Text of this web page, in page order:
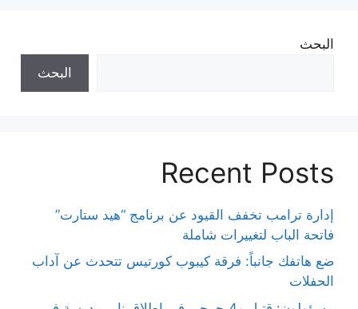
البحث
البحث
Recent Posts
إدارة ترامب تخفف القيود عن برنامج “هيد ستارت”
فاتحة الباب لتغييرات شاملة
ضع هاتفك جانباً: فرقة كيبوب كورتيس تتحدث عن آداب
الحفلات